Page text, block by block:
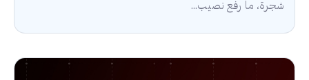
شجرة، ما رفع نصيب...